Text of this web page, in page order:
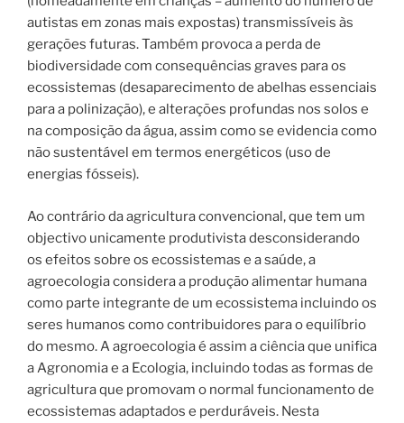
autistas em zonas mais expostas) transmissíveis às
gerações futuras. Também provoca a perda de
biodiversidade com consequências graves para os
ecossistemas (desaparecimento de abelhas essenciais
para a polinização), e alterações profundas nos solos e
na composição da água, assim como se evidencia como
não sustentável em termos energéticos (uso de
energias fósseis).
Ao contrário da agricultura convencional, que tem um
objectivo unicamente produtivista desconsiderando
os efeitos sobre os ecossistemas e a saúde, a
agroecologia considera a produção alimentar humana
como parte integrante de um ecossistema incluindo os
seres humanos como contribuidores para o equilíbrio
do mesmo. A agroecologia é assim a ciência que unifica
a Agronomia e a Ecologia, incluindo todas as formas de
agricultura que promovam o normal funcionamento de
ecossistemas adaptados e perduráveis. Nesta